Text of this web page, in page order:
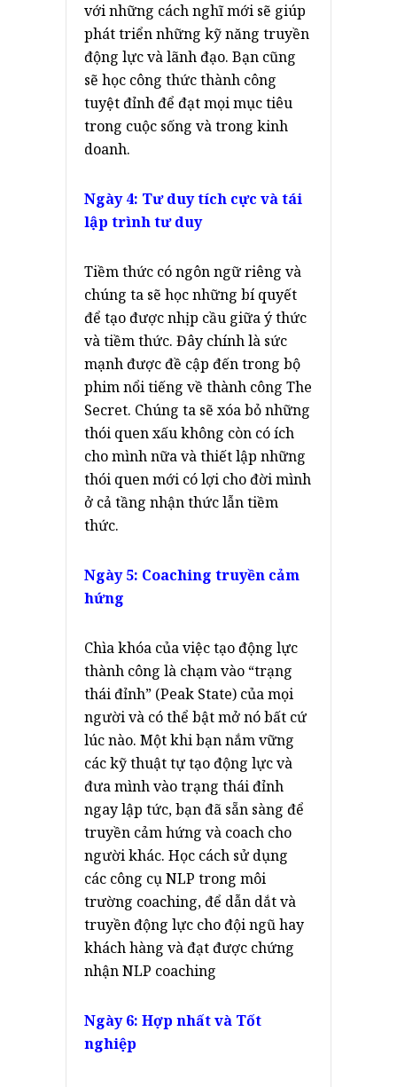
với những cách nghĩ mới sẽ giúp
phát triển những kỹ năng truyền
động lực và lãnh đạo. Bạn cũng
sẽ học công thức thành công
tuyệt đỉnh để đạt mọi mục tiêu
trong cuộc sống và trong kinh
doanh.
Ngày 4: Tư duy tích cực và tái
lập trình tư duy
Tiềm thức có ngôn ngữ riêng và
chúng ta sẽ học những bí quyết
để tạo được nhịp cầu giữa ý thức
và tiềm thức. Đây chính là sức
mạnh được đề cập đến trong bộ
phim nổi tiếng về thành công The
Secret. Chúng ta sẽ xóa bỏ những
thói quen xấu không còn có ích
cho mình nữa và thiết lập những
thói quen mới có lợi cho đời mình
ở cả tầng nhận thức lẫn tiềm
thức.
Ngày 5: Coaching truyền cảm
hứng
Chìa khóa của việc tạo động lực
thành công là chạm vào “trạng
thái đỉnh” (Peak State) của mọi
người và có thể bật mở nó bất cứ
lúc nào. Một khi bạn nắm vững
các kỹ thuật tự tạo động lực và
đưa mình vào trạng thái đỉnh
ngay lập tức, bạn đã sẵn sàng để
truyền cảm hứng và coach cho
người khác. Học cách sử dụng
các công cụ NLP trong môi
trường coaching, để dẫn dắt và
truyền động lực cho đội ngũ hay
khách hàng và đạt được chứng
nhận NLP coaching
Ngày 6: Hợp nhất và Tốt
nghiệp